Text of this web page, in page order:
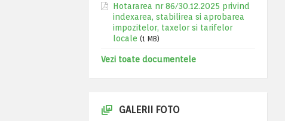
Hotararea nr 86/30.12.2025 privind
indexarea, stabilirea si aprobarea
impozitelor, taxelor si tarifelor
locale (1 MB)
Vezi toate documentele
GALERII FOTO